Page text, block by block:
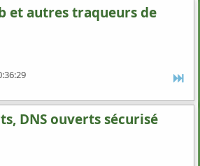
et autres traqueurs de
DNS ouverts sécurisé